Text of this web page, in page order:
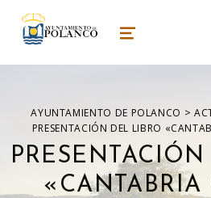
ayuntamiento de
AYUNTAMIENTO DE POLANCO MENU
AYUNTAMIENTO DE POLANCO >
PRESENTACIÓN DEL LIBRO
«CANTABRIA